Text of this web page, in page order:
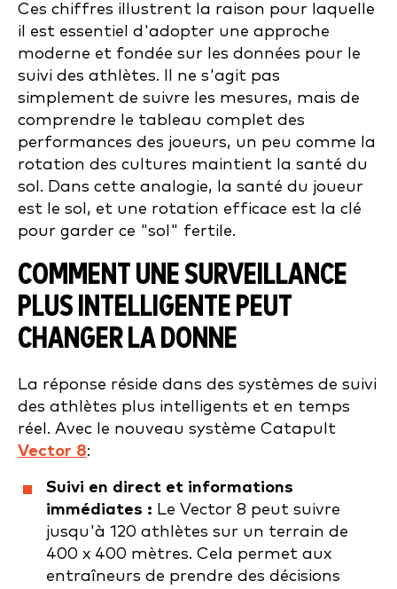
Ces chiffres illustrent la raison pour laquelle
il est essentiel d'adopter une approche
moderne et fondée sur les données pour le
suivi des athlètes. Il ne s'agit pas
simplement de suivre les mesures, mais de
comprendre le tableau complet des
performances des joueurs, un peu comme la
rotation des cultures maintient la santé du
sol. Dans cette analogie, la santé du joueur
est le sol, et une rotation efficace est la clé
pour garder ce "sol" fertile.
COMMENT UNE SURVEILLANCE
PLUS INTELLIGENTE PEUT
CHANGER LA DONNE
La réponse réside dans des systèmes de suivi
des athlètes plus intelligents et en temps
réel. Avec le nouveau système Catapult
Vector 8:
Suivi en direct et informations
immédiates : Le Vector 8 peut suivre
jusqu'à 120 athlètes sur un terrain de
400 x 400 mètres. Cela permet aux
entraîneurs de prendre des décisions